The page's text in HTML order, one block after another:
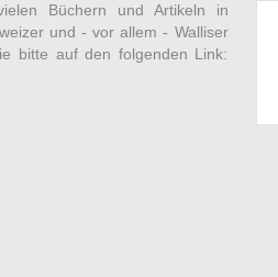
Büchern und Artikeln in
und - vor allem - Walliser
bitte auf den folgenden Link: